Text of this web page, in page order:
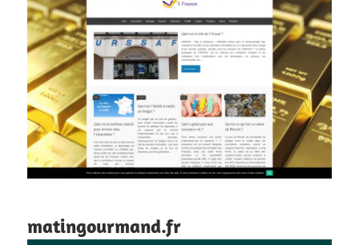
matingourmand.fr